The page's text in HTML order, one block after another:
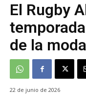
El Rugby
de la
22 de junio de 2026